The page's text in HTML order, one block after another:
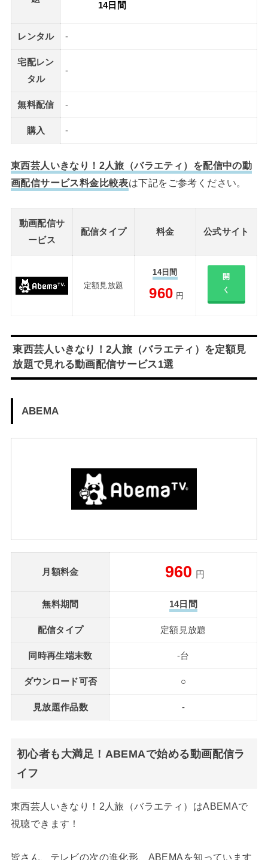
14日間
レンタル -
宅配レン
タル
-
無料配信 -
購入 -
東西芸人いきなり！2人旅（バラエティ）を配信中の動
画配信サービス料金比較表は下記をご参考ください。
動画配信サ
ービス
配信タイプ 料金 公式サイト
定額見放題
14日間
960 円
開
く
東西芸人いきなり！2人旅（バラエティ）を定額見
放題で見れる動画配信サービス1選
ABEMA
月額料金 960 円
無料期間 14日間
配信タイプ 定額見放題
同時再生端末数 -台
ダウンロード可否 ○
見放題作品数 -
初心者も大満足！ABEMAで始める動画配信ラ
イフ
東西芸人いきなり！2人旅（バラエティ）はABEMAで
視聴できます！
皆さん、テレビの次の進化形、ABEMAを知っています